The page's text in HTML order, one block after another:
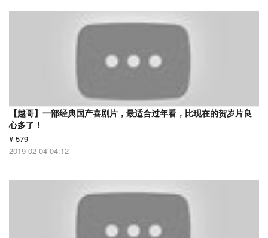
【越哥】一部经典国产喜剧片，最适合过年看，比现在的贺岁片良
心多了！
# 579
2019-02-04 04:12